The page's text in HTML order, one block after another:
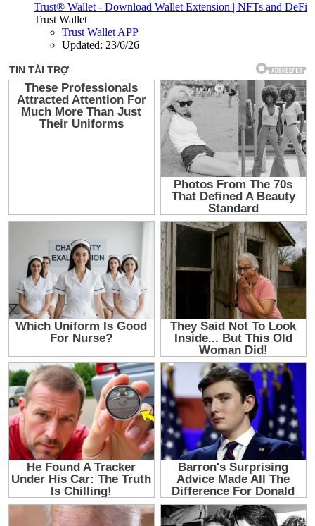
Trust® Wallet - Download Wallet Extension | NFTs and DeFi
Trust Wallet
Trust Wallet APP
Updated: 23/6/26